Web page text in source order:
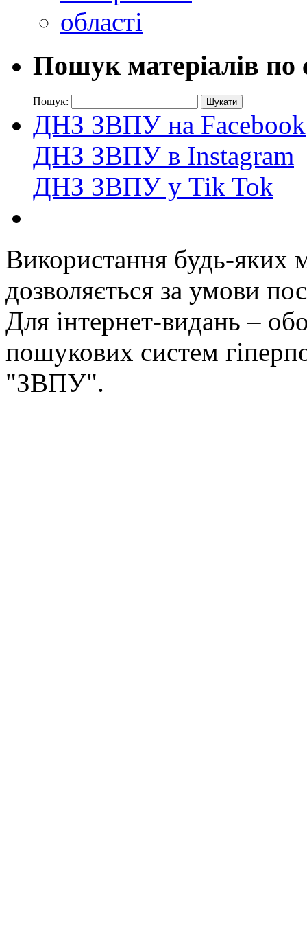
Пошук матеріалів по
Пошук:
ДНЗ ЗВПУ на Facebook
ДНЗ ЗВПУ в Instagram
ДНЗ ЗВПУ у Tik Tok
Використання будь-яких
дозволяється за умови
Для інтернет-видань –
пошукових систем
"ЗВПУ".